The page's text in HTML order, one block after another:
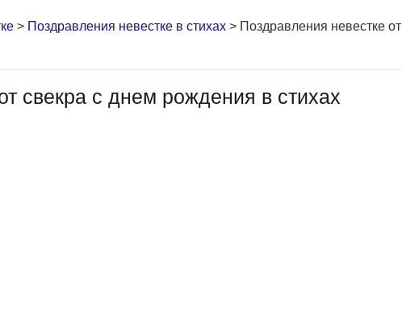
> Поздравления невестке в стихах > Поздравления невестке от
свекра с днем рождения в стихах